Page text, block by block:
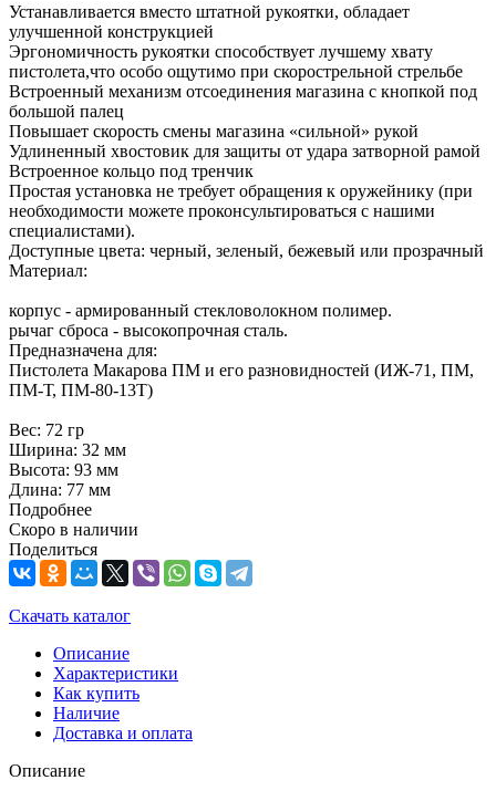
Устанавливается вместо штатной рукоятки, обладает
улучшенной конструкцией
Эргономичность рукоятки способствует лучшему хвату
пистолета,что особо ощутимо при скорострельной стрельбе
Встроенный механизм отсоединения магазина с кнопкой под
большой палец
Повышает скорость смены магазина «сильной» рукой
Удлиненный хвостовик для защиты от удара затворной рамой
Встроенное кольцо под тренчик
Простая установка не требует обращения к оружейнику (при
необходимости можете проконсультироваться с нашими
специалистами).
Доступные цвета: черный, зеленый, бежевый или прозрачный
Материал:
корпус - армированный стекловолокном полимер.
рычаг сброса - высокопрочная сталь.
Предназначена для:
Пистолета Макарова ПМ и его разновидностей (ИЖ-71, ПМ,
ПМ-Т, ПМ-80-13T)
Вес: 72 гр
Ширина: 32 мм
Высота: 93 мм
Длина: 77 мм
Подробнее
Скоро в наличии
Поделиться
Скачать каталог
Описание
Характеристики
Как купить
Наличие
Доставка и оплата
Описание